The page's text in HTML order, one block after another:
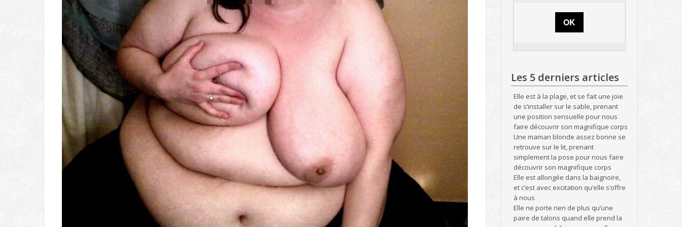
OK
Les 5 derniers articles
Elle est à la plage, et se fait une joie
de s’installer sur le sable, prenant
une position sensuelle pour nous
faire découvrir son magnifique corps
Une maman blonde assez bonne se
retrouve sur le lit, prenant
simplement la pose pour nous faire
découvrir son magnifique corps
Elle est allongée dans la baignoire,
et c’est avec excitation qu’elle s’offre
à nous
Elle ne porte rien de plus qu’une
paire de talons quand elle prend la